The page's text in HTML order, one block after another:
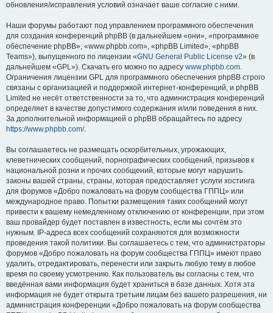
обновления/исправления условий означает ваше согласие с ними.
Наши форумы работают под управлением программного обеспечения
для создания конференций phpBB (в дальнейшем «они», «программное
обеспечение phpBB», «www.phpbb.com», «phpBB Limited», «phpBB
Teams»), выпущенного по лицензии «GNU General Public License v2» (в
дальнейшем «GPL»). Скачать его можно по адресу www.phpbb.com.
Ограничения лицензии GPL для программного обеспечения phpBB строго
связаны с организацией и поддержкой интернет-конференций, и phpBB
Limited не несёт ответственности за то, что администрация конференций
определяет в качестве допустимого содержания и/или поведения в них.
За дополнительной информацией о phpBB обращайтесь по адресу
https://www.phpbb.com/.
Вы соглашаетесь не размещать оскорбительных, угрожающих,
клеветнических сообщений, порнографических сообщений, призывов к
национальной розни и прочих сообщений, которые могут нарушить
законы вашей страны, страны, которая предоставляет услуги хостинга
для форумов «Добро пожаловать на форум сообщества ГППЦ» или
международное право. Попытки размещения таких сообщений могут
привести к вашему немедленному отключению от конференции, при этом
ваш провайдер будет поставлен в известность, если мы сочтём это
нужным. IP-адреса всех сообщений сохраняются для возможности
проведения такой политики. Вы соглашаетесь с тем, что администраторы
форумов «Добро пожаловать на форум сообщества ГППЦ» имеют право
удалить, отредактировать, перенести или закрыть любую тему в любое
время по своему усмотрению. Как пользователь вы согласны с тем, что
введённая вами информация будет храниться в базе данных. Хотя эта
информация не будет открыта третьим лицам без вашего разрешения, ни
администрация конференции «Добро пожаловать на форум сообщества